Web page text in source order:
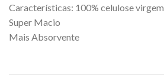
Características: 100% celulose virgem
Super Macio
Mais Absorvente